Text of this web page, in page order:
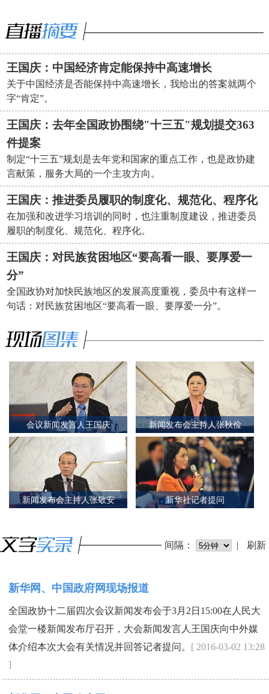
王国庆：中国经济肯定能保持中高速增长
关于中国经济是否能保持中高速增长，我给出的答案就两个
字“肯定”。
王国庆：去年全国政协围绕"十三五"规划提交363
件提案
制定“十三五”规划是去年党和国家的重点工作，也是政协建
言献策，服务大局的一个主攻方向。
王国庆：推进委员履职的制度化、规范化、程序化
在加强和改进学习培训的同时，也注重制度建设，推进委员
履职的制度化、规范化、程序化。
王国庆：对民族贫困地区“要高看一眼、要厚爱一
分”
全国政协对加快民族地区的发展高度重视，委员中有这样一
句话：对民族贫困地区“要高看一眼、要厚爱一分”。
会议新闻发言人王国庆 新闻发布会主持人张秋俭
新闻发布会主持人张敬安 新华社记者提问
间隔： | 刷新